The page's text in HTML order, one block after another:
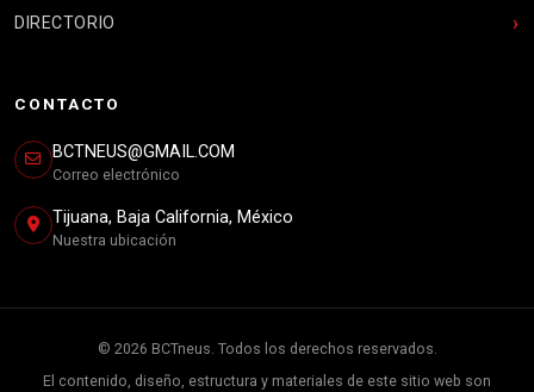
DIRECTORIO
CONTACTO
BCTNEUS@GMAIL.COM
Correo electrónico
Tijuana, Baja California, México
Nuestra ubicación
© 2026 BCTneus. Todos los derechos reservados.
El contenido, diseño, estructura y materiales de este sitio web son